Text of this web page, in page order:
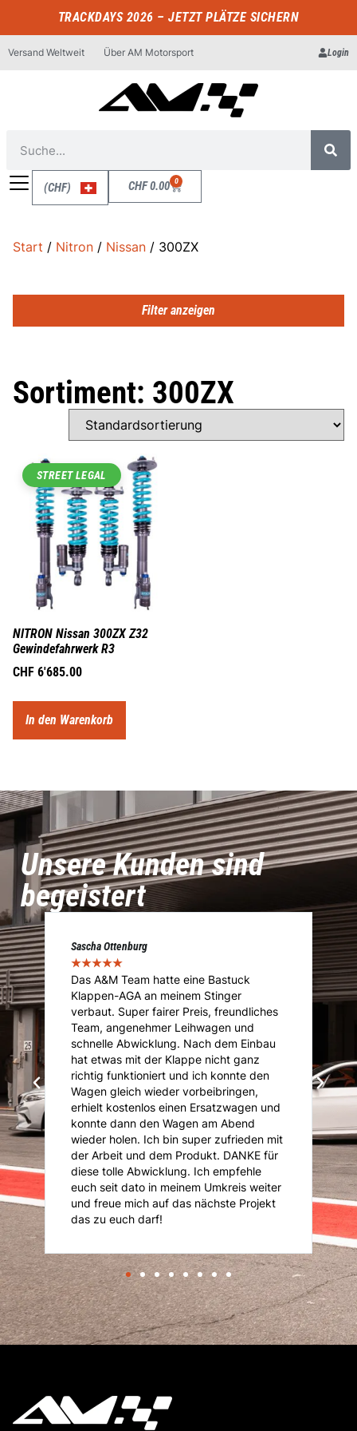
TRACKDAYS 2026 – JETZT PLÄTZE SICHERN
Versand Weltweit Über AM Motorsport Login
(CHF) CHF0.00 0
Start / Nitron / Nissan / 300ZX
Filter anzeigen
Sortiment: 300ZX
STREET LEGAL
NITRON Nissan 300ZX Z32
Gewindefahrwerk R3
CHF 6'685.00
In den Warenkorb
Unsere Kunden sind
begeistert
Sascha Ottenburg
★★★★★
Das A&M Team hatte eine Bastuck
Klappen-AGA an meinem Stinger
verbaut. Super fairer Preis, freundliches
Team, angenehmer Leihwagen und
schnelle Abwicklung. Nach dem Einbau
hat etwas mit der Klappe nicht ganz
richtig funktioniert und ich konnte den
Wagen gleich wieder vorbeibringen,
erhielt kostenlos einen Ersatzwagen und
konnte dann den Wagen am Abend
wieder holen. Ich bin super zufrieden mit
der Arbeit und dem Produkt. DANKE für
diese tolle Abwicklung. Ich empfehle
euch seit dato in meinem Umkreis weiter
und freue mich auf das nächste Projekt
das zu euch darf!
★